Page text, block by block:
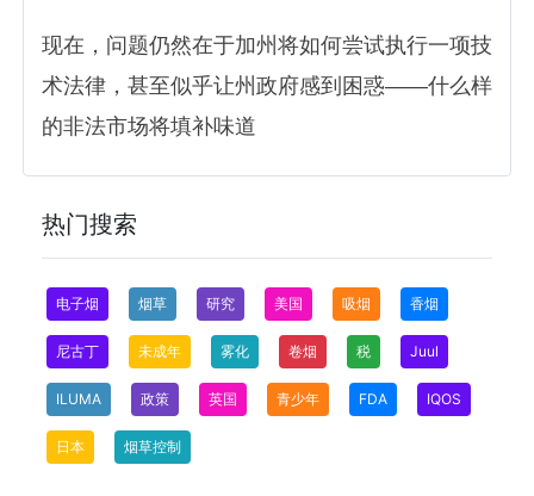
现在，问题仍然在于加州将如何尝试执行一项技
术法律，甚至似乎让州政府感到困惑——什么样
的非法市场将填补味道
热门搜索
电子烟 烟草 研究 美国 吸烟 香烟
尼古丁 未成年 雾化 卷烟 税 Juul
ILUMA 政策 英国 青少年 FDA IQOS
日本 烟草控制